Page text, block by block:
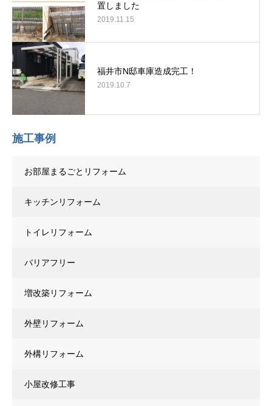
置しました
2019.11.15
福井市N邸車庫造成完工！
2019.10.7
施工事例
お部屋まるごとリフォーム
キッチンリフォーム
トイレリフォーム
バリアフリー
増改築リフォーム
外壁リフォーム
外構リフォーム
小屋改修工事